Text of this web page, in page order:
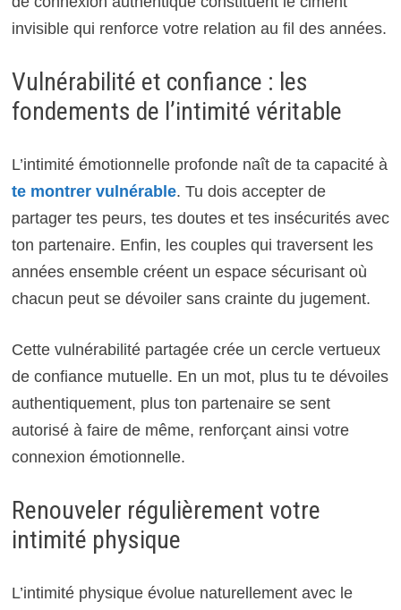
invisible qui renforce votre relation au fil des années.
Vulnérabilité et confiance : les
fondements de l’intimité véritable
L’intimité émotionnelle profonde naît de ta capacité à
te montrer vulnérable. Tu dois accepter de
partager tes peurs, tes doutes et tes insécurités avec
ton partenaire. Enfin, les couples qui traversent les
années ensemble créent un espace sécurisant où
chacun peut se dévoiler sans crainte du jugement.
Cette vulnérabilité partagée crée un cercle vertueux
de confiance mutuelle. En un mot, plus tu te dévoiles
authentiquement, plus ton partenaire se sent
autorisé à faire de même, renforçant ainsi votre
connexion émotionnelle.
Renouveler régulièrement votre
intimité physique
L’intimité physique évolue naturellement avec le